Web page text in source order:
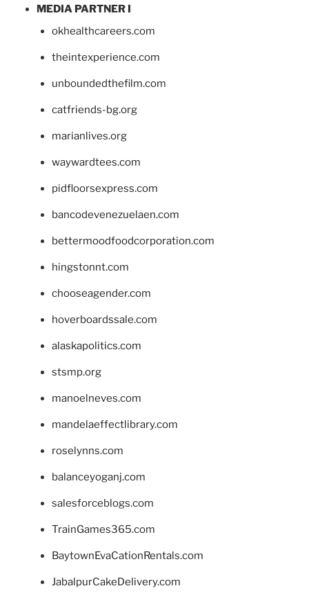
MEDIA PARTNER I
okhealthcareers.com
theintexperience.com
unboundedthefilm.com
catfriends-bg.org
marianlives.org
waywardtees.com
pidfloorsexpress.com
bancodevenezuelaen.com
bettermoodfoodcorporation.com
hingstonnt.com
chooseagender.com
hoverboardssale.com
alaskapolitics.com
stsmp.org
manoelneves.com
mandelaeffectlibrary.com
roselynns.com
balanceyoganj.com
salesforceblogs.com
TrainGames365.com
BaytownEvaCationRentals.com
JabalpurCakeDelivery.com